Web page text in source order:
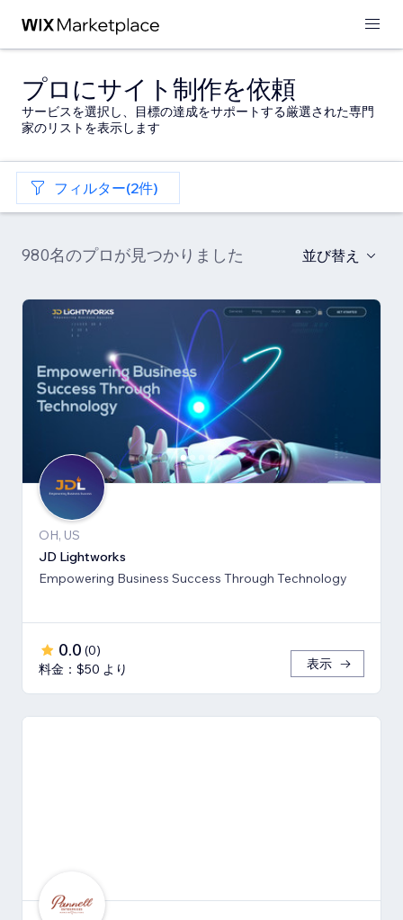
プロにサイト制作を依頼
サービスを選択し、目標の達成をサポートする厳選された専門
家のリストを表示します
フィルター(2件)
980名のプロが見つかりました 並び替え
OH, US
JD Lightworks
Empowering Business Success Through Technology
0.0 (0)
料金：$50 より
表示